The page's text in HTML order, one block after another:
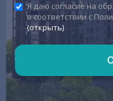
Я даю согласие на
в соответствии с
(открыть)